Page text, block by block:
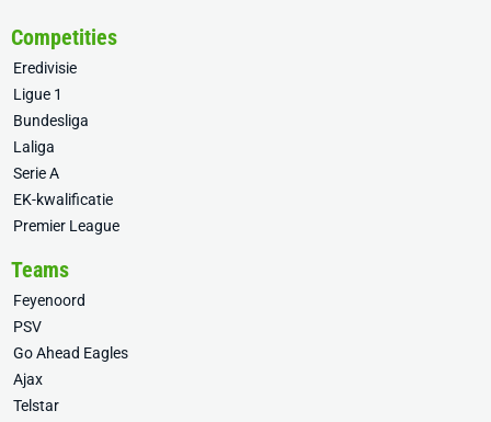
Competities
Eredivisie
Ligue 1
Bundesliga
Laliga
Serie A
EK-kwalificatie
Premier League
Teams
Feyenoord
PSV
Go Ahead Eagles
Ajax
Telstar